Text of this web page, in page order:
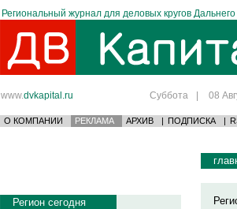
Региональный журнал для деловых кругов
www.dvkapital.ru Суббота | 08
О КОМПАНИИ РЕКЛАМА АРХИВ | ПОДПИСКА |
Регион сегодня